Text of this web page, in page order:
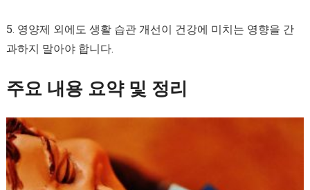
5. 영양제 외에도 생활 습관 개선이 건강에 미치는 영향을 간
과하지 말아야 합니다.
주요 내용 요약 및 정리